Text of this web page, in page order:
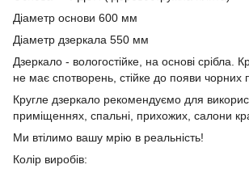
Діаметр основи 600 мм
Діаметр дзеркала 550 мм
Дзеркало - вологостійке, на основі срібла.
не має спотворень, стійке до появи чорних
Кругле дзеркало рекомендуємо для
приміщеннях, спальні, прихожих, салони
Ми втілимо вашу мрію в реальність!
Колір виробів: